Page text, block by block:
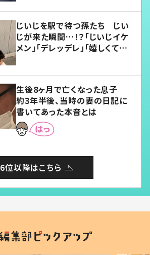
じいじを駅で待つ孫たち じい
じが来た瞬間…！？「じいじイケ
メン」「デレッデレ」「嬉しくて可
生後8ヶ月で亡くなった息子
約3年半後、当時の妻の日記に
書いてあった本音とは
6位以降はこちら